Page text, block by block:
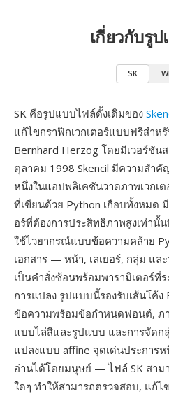
เกี่ยวกับรู
SK
SK คือรูปแบบไฟล์ดั้งเดิมของ
แก้ไขกราฟิกเวกเตอร์แบบฟรีสำห
Bernhard Herzog โดยมีเวอร์ชัน
ตุลาคม 1998 Skencil มีความสำคั
หนึ่งในแอปพลิเคชันวาดภาพเวกเ
ที่เขียนด้วย Python เกือบทั้งหมด
อร์ที่ต้องการประสิทธิภาพสูงเท่านั้
ใช้ไวยากรณ์แบบข้อความคล้าย
เอกสาร — หน้า, เลเยอร์, กลุ่ม แ
เป็นคำสั่งซ้อนพร้อมพารามิเตอร์ที่
การแปลง รูปแบบนี้รองรับเส้นโค้ง
ข้อความพร้อมข้อกำหนดฟอนต์, ภา
แบบไล่สีและรูปแบบ และการจัด
แปลงแบบ affine จุดเด่นประการ
อ่านได้โดยมนุษย์ — ไฟล์ SK สาม
ใดๆ ทำให้สามารถตรวจสอบ, แก้ไ